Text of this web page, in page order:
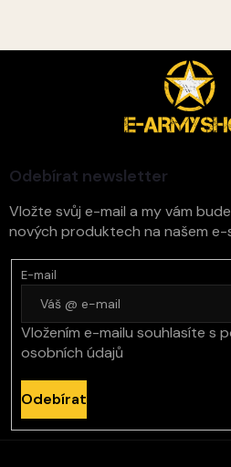
Odebírat newsletter
Vložte svůj e-mail a my vám
nových produktech na našem e-
E-mail
Vložením e-mailu souhlasíte s
osobních údajů
Odebírat